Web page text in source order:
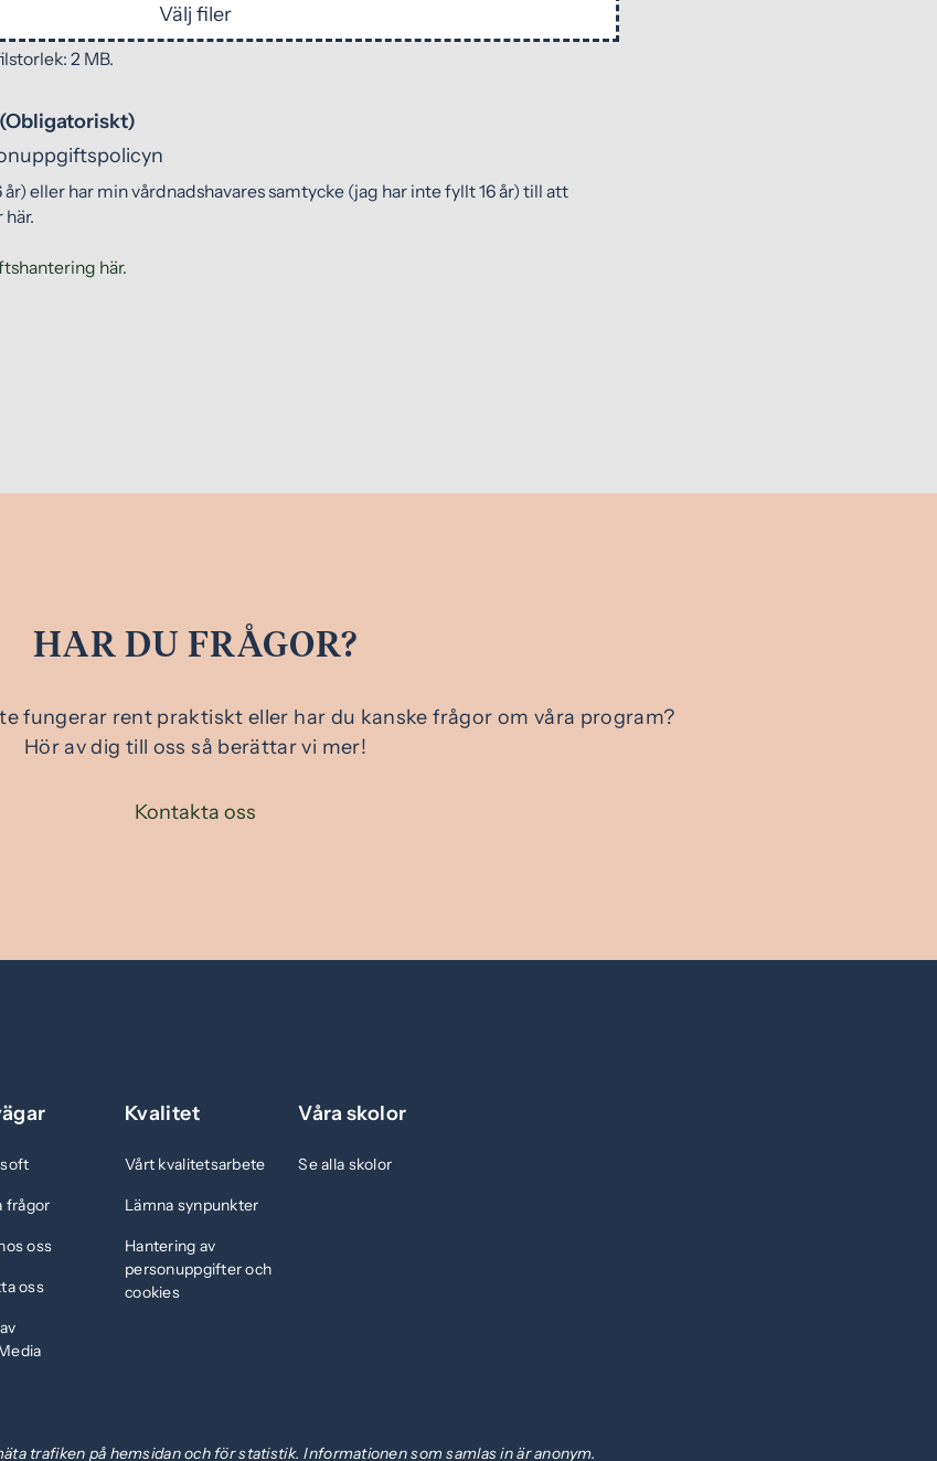
Välj filer
2 MB.
(Obligatoriskt)
eller har min vårdnadshavares samtycke (jag har inte fyllt 16 år) till att
här.
HAR DU FRÅGOR?
fungerar rent praktiskt eller har du kanske frågor om våra program?
Hör av dig till oss så berättar vi mer!
Kontakta oss
frågor
oss
oss
Kvalitet
Vårt kvalitetsarbete
Lämna synpunkter
Hantering av
personuppgifter och
cookies
Våra skolor
Se alla skolor
trafiken på hemsidan och för statistik. Informationen som samlas in är anonym.